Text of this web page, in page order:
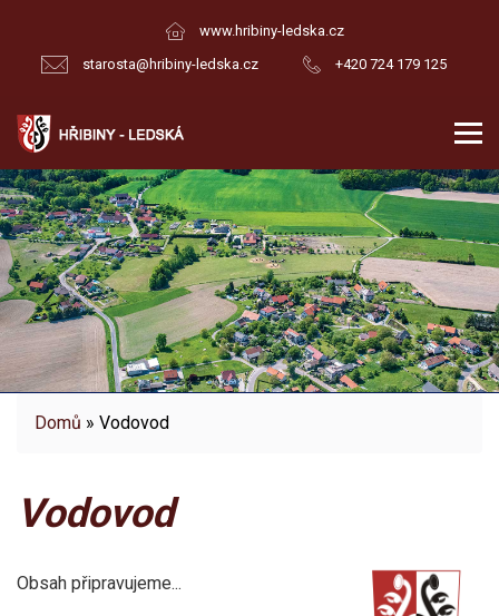
www.hribiny-ledska.cz
starosta@hribiny-ledska.cz
+420 724 179 125
Domů » Vodovod
Vodovod
Obsah připravujeme...